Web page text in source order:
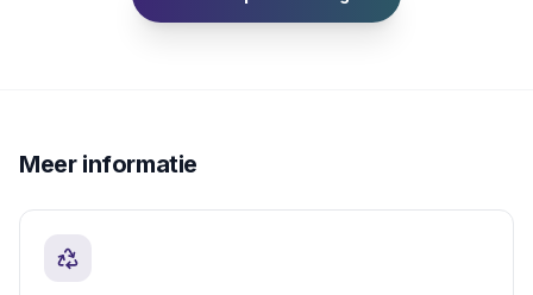
Meer informatie